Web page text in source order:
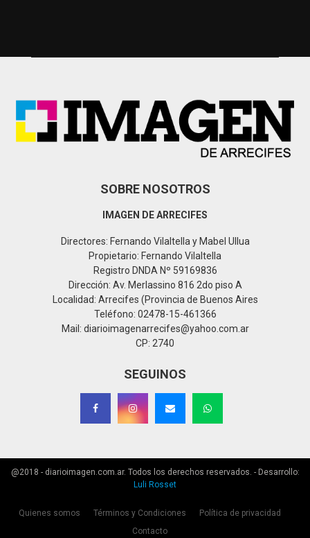
SOBRE NOSOTROS
IMAGEN DE ARRECIFES
Directores: Fernando Vilaltella y Mabel Ullua
Propietario: Fernando Vilaltella
Registro DNDA Nº 59169836
Dirección: Av. Merlassino 816 2do piso A
Localidad: Arrecifes (Provincia de Buenos Aires
Teléfono: 02478-15-461366
Mail: diarioimagenarrecifes@yahoo.com.ar
CP: 2740
SEGUINOS
@2018 - diarioimagen.com.ar. Todos los derechos reservados. - Desarrollo:
Luli Rosset
Quienes somos Términos y Condiciones
Política de privacidad
Contacto